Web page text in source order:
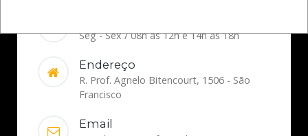
Seg - Sex / 08h às 12h e 14h às 18h
Endereço
R. Prof. Agnelo Bitencourt, 1506 - São
Francisco
Email